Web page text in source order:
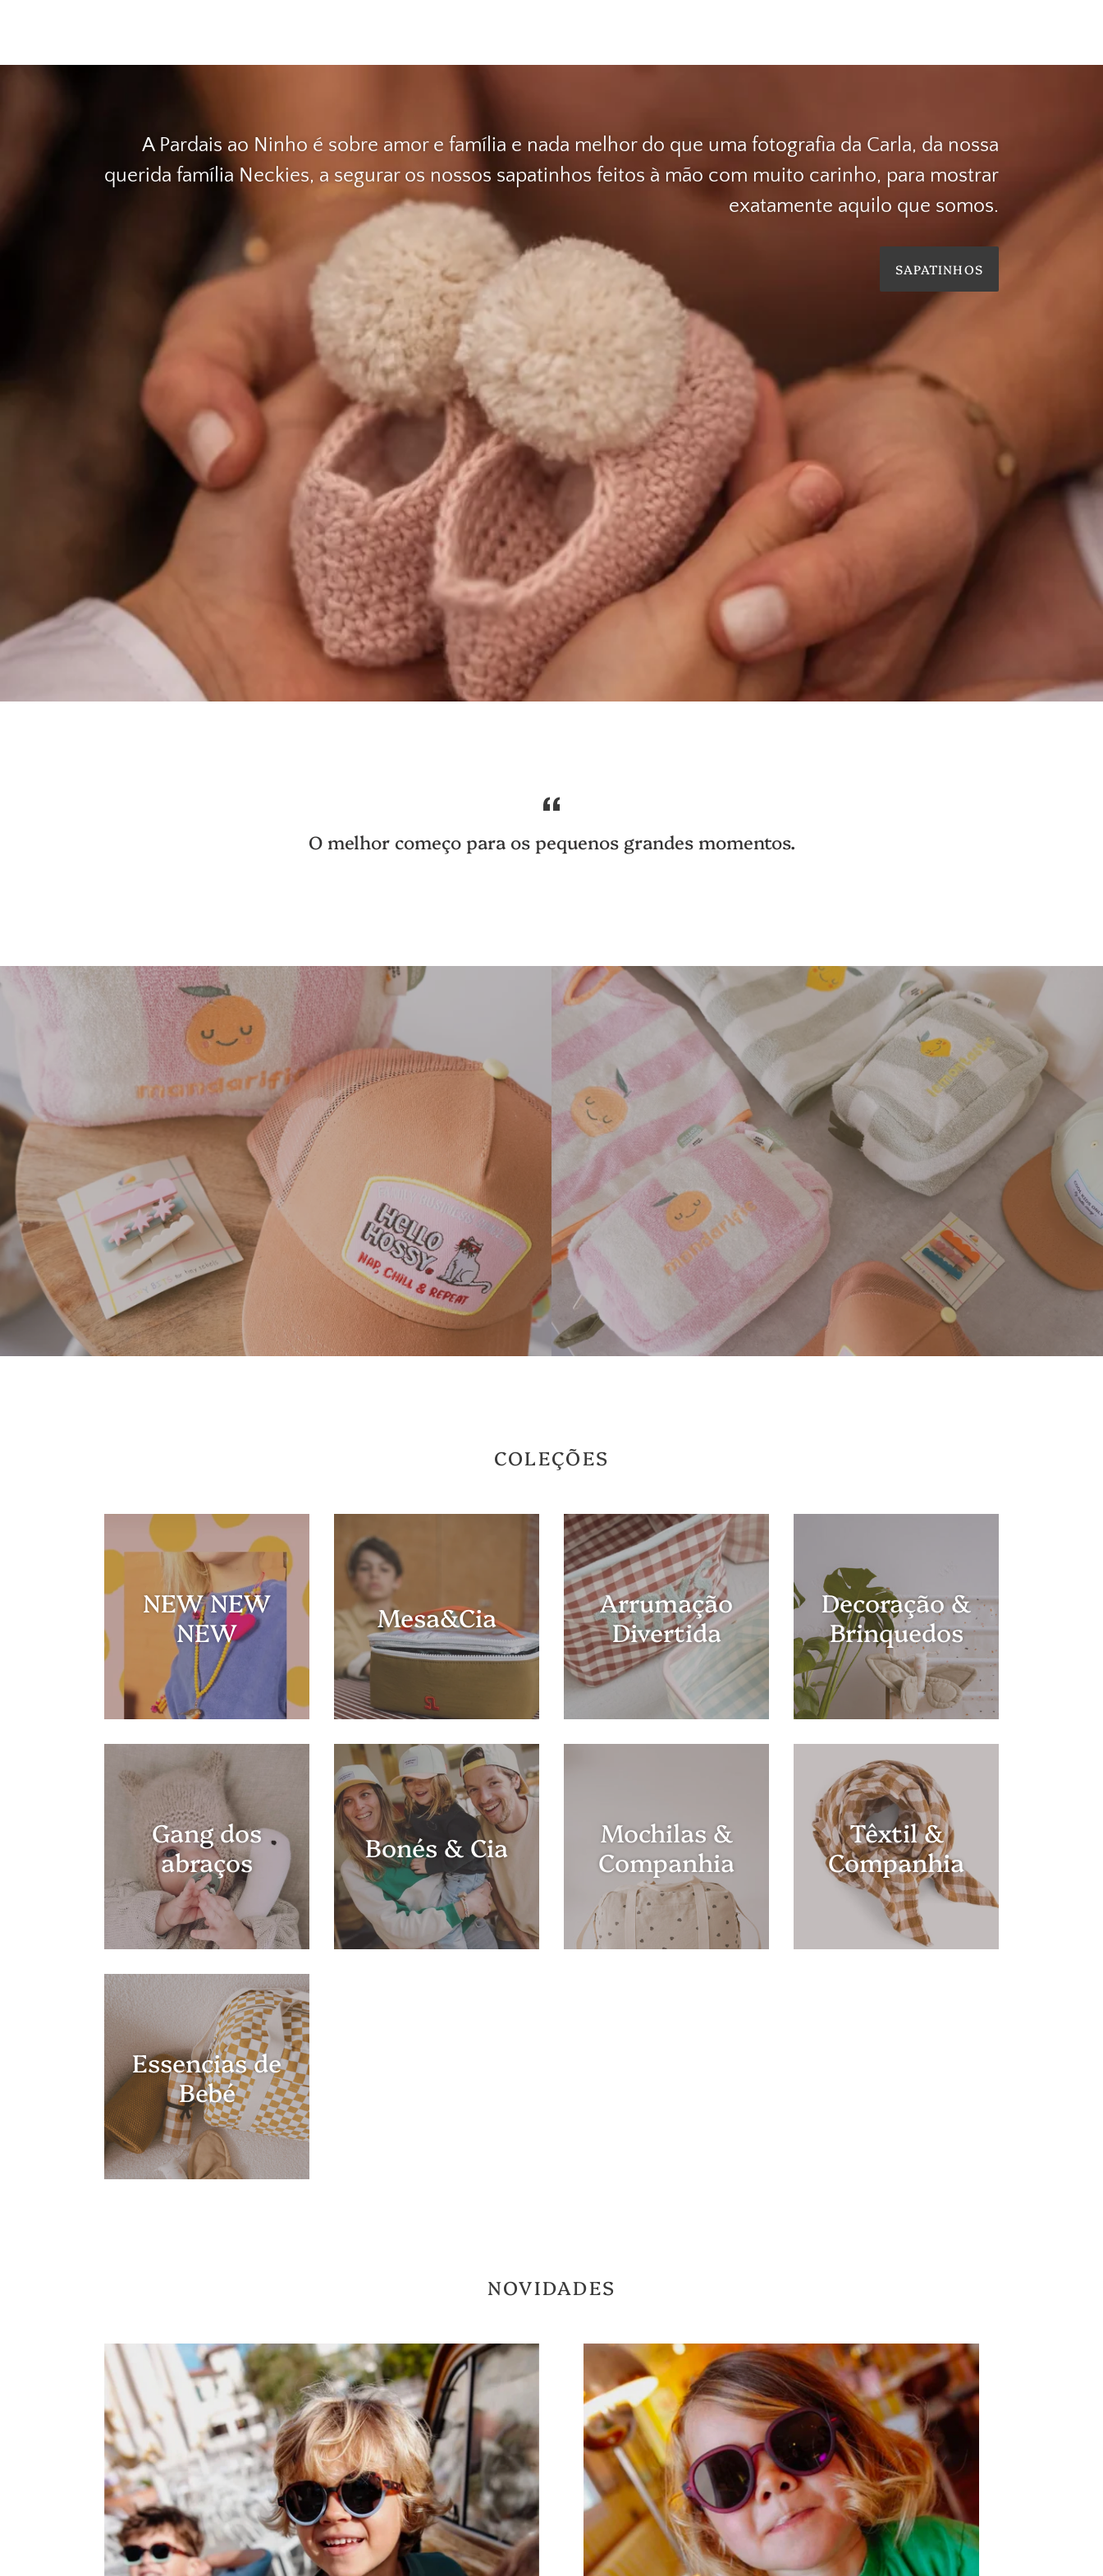
A Pardais ao Ninho é sobre amor e família e nada melhor do que uma fotografia da Carla, da nossa
querida família Neckies, a segurar os nossos sapatinhos feitos à mão com muito carinho, para mostrar
exatamente aquilo que somos.
SAPATINHOS
O melhor começo para os pequenos grandes momentos.
COLEÇÕES
NEW NEW
NEW
Mesa&Cia
Arrumação
Divertida
Decoração &
Brinquedos
Gang dos
abraços
Bonés & Cia
Mochilas &
Companhia
Têxtil &
Companhia
Essencias de
Bebé
NOVIDADES
Óculos
Megy
Craky
Blue
(8/10
anos)
Óculos
Megy
(8/10
anos)